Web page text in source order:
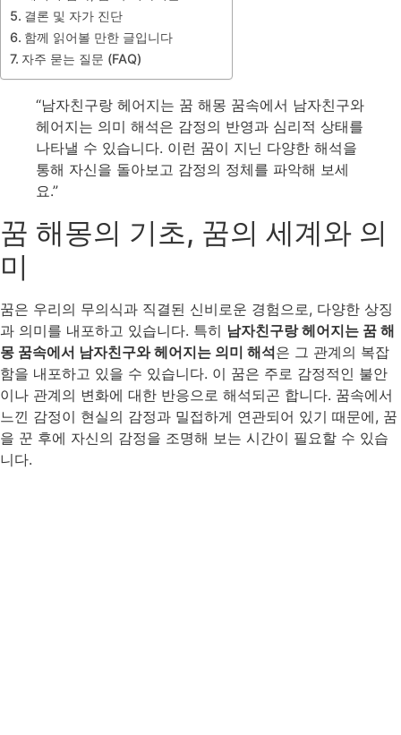
결론 및 자가 진단
함께 읽어볼 만한 글입니다
자주 묻는 질문 (FAQ)
“남자친구랑 헤어지는 꿈 해몽 꿈속에서 남자친구와
헤어지는 의미 해석은 감정의 반영과 심리적 상태를
나타낼 수 있습니다. 이런 꿈이 지닌 다양한 해석을
통해 자신을 돌아보고 감정의 정체를 파악해 보세
요.”
꿈 해몽의 기초, 꿈의 세계와 의
미
꿈은 우리의 무의식과 직결된 신비로운 경험으로, 다양한 상징
과 의미를 내포하고 있습니다. 특히 남자친구랑 헤어지는 꿈 해
몽 꿈속에서 남자친구와 헤어지는 의미 해석은 그 관계의 복잡
함을 내포하고 있을 수 있습니다. 이 꿈은 주로 감정적인 불안
이나 관계의 변화에 대한 반응으로 해석되곤 합니다. 꿈속에서
느낀 감정이 현실의 감정과 밀접하게 연관되어 있기 때문에, 꿈
을 꾼 후에 자신의 감정을 조명해 보는 시간이 필요할 수 있습
니다.